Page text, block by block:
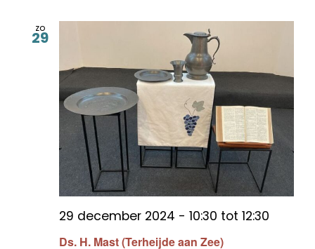
zo
29
Ds. H. Mast (Terheijde aan Zee)
29 december 2024 - 10:30 tot 12:30